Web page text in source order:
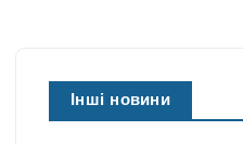
Інші новини